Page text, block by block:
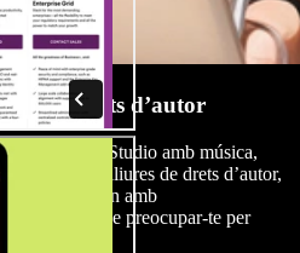
de drets d’autor
Speechify Studio amb música,
qualitat lliures de drets d’autor,
comptin amb
perfecte sense preocupar-te per
copyright.